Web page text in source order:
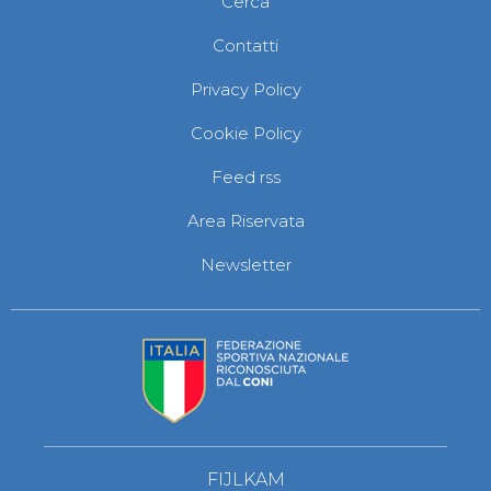
Abilitazioni
News
FAQ
Sostenibilità
Contatti
Privacy Policy
Cookie Policy
Feed rss
Area Riservata
Newsletter
FIJLKAM